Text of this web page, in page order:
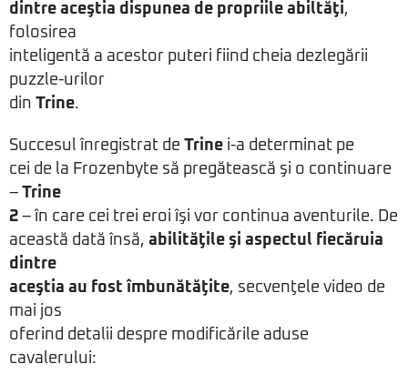
dintre aceştia dispunea de propriile abiltăţi,
folosirea
inteligentă a acestor puteri fiind cheia dezlegării
puzzle-urilor
din Trine.
Succesul înregistrat de Trine i-a determinat pe
cei de la Frozenbyte să pregătească şi o continuare
– Trine
2 – în care cei trei eroi îşi vor continua aventurile. De
această dată însă, abilităţile şi aspectul fiecăruia
dintre
aceştia au fost îmbunătăţite, secvenţele video de
mai jos
oferind detalii despre modificările aduse
cavalerului: